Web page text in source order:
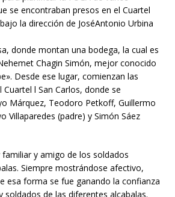
se encontraban presos en el Cuartel
la dirección de JoséAntonio Urbina
donde montan una bodega, la cual es
Chagin Simón, mejor conocido
Desde ese lugar, comienzan las
l San Carlos, donde se
Márquez, Teodoro Petkoff, Guillermo
Villaparedes (padre) y Simón Sáez
familiar y amigo de los soldados
Siempre mostrándose afectivo,
esa forma se fue ganando la confianza
soldados de las diferentes alcabalas.